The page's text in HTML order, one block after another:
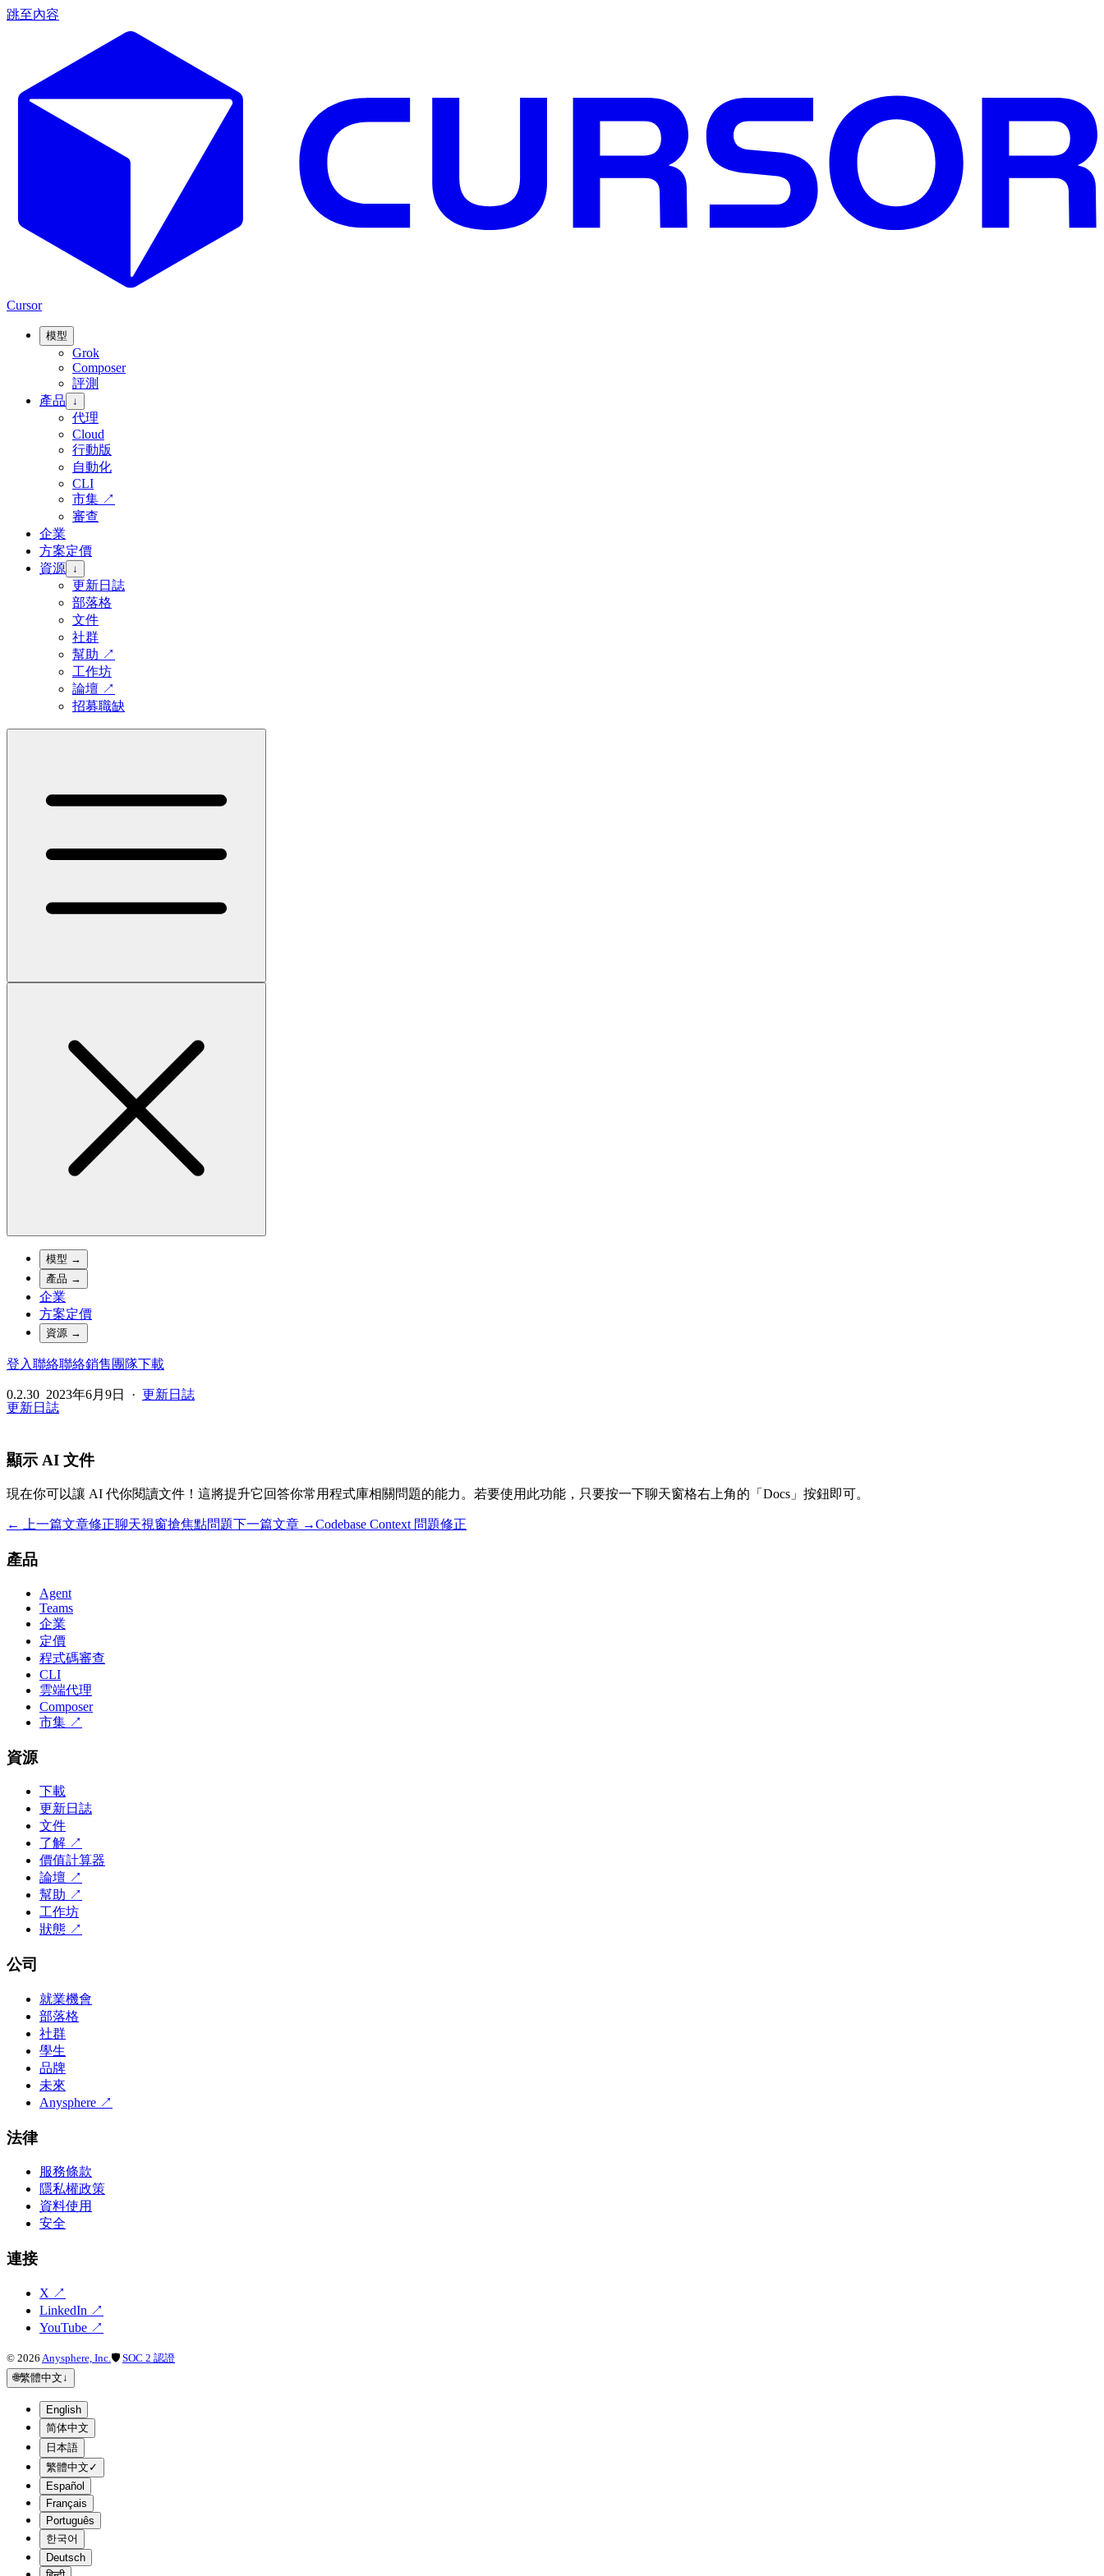
跳至內容
Cursor
模型
Grok
Composer
評測
產品
↓
代理
Cloud
行動版
自動化
CLI
市集 ↗
審查
企業
方案定價
資源 ↓
更新日誌
部落格
文件
社群
幫助 ↗
工作坊
論壇 ↗
招募職缺
模型 →
產品 →
企業
方案定價
資源 →
登入聯絡聯絡銷售團隊下載
0.2.30 2023年6月9日 · 更新日誌
更新日誌
顯示 AI 文件
現在你可以讓 AI 代你閱讀文件！這將提升它回答你常用程式庫相關問題的能力。若要使用此功能，只要按一下聊天窗格右上角的「Docs」按鈕即可。
← 上一篇文章修正聊天視窗搶焦點問題 下一篇文章 →Codebase Context 問題修正
產品
Agent
Teams
企業
定價
程式碼審查
CLI
雲端代理
Composer
市集 ↗
資源
下載
更新日誌
文件
了解 ↗
價值計算器
論壇 ↗
幫助 ↗
工作坊
狀態 ↗
公司
就業機會
部落格
社群
學生
品牌
未來
Anysphere ↗
法律
服務條款
隱私權政策
資料使用
安全
連接
X ↗
LinkedIn ↗
YouTube ↗
© 2026 Anysphere, Inc. 🛡 SOC 2 認證
🌐繁體中文↓
English
简体中文
日本語
繁體中文 ✓
Español
Français
Português
한국어
Deutsch